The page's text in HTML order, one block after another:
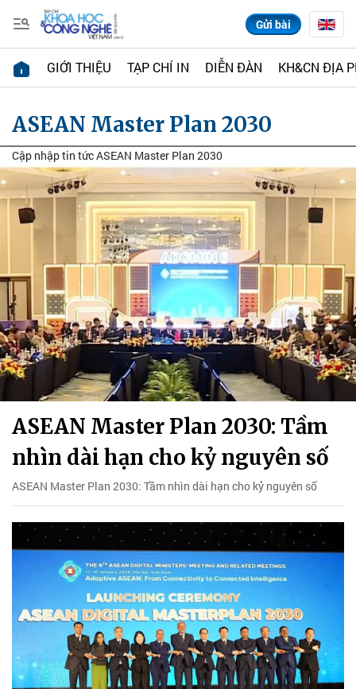
Gửi bài
GIỚI THIỆU TẠP CHÍ IN DIỄN ĐÀN KH&CN ĐỊA
ASEAN Master Plan 2030
Cập nhập tin tức ASEAN Master Plan 2030
ASEAN Master Plan 2030: Tầm
nhìn dài hạn cho kỷ nguyên số
ASEAN Master Plan 2030: Tầm nhìn dài hạn cho kỷ nguyên số